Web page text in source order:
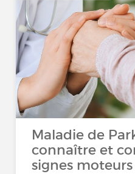
Maladie de
connaître et
signes